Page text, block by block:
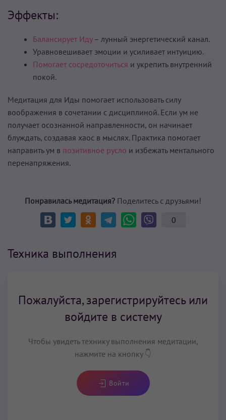
Эффекты:
Балансирует Иду– лунный энергетический канал.
Уравновешивает эмоции и усиливает интуицию.
Помогает сосредоточиться и укрепить внутренний
покой.
Медитация для Иды помогает использовать силу
воображения в сочетании с дисциплиной. Если ум не
получает осознанной направленности, он начинает
блуждать, создавая хаос в мыслях. Практика помогает
направить ум в позитивное русло и избежать ментального
перенапряжения.
Понравилась медитация? Поделитесь с друзьями!
0
Техника выполнения
Пожалуйста, зарегистрируйтесь или
войдите в систему
Чтобы увидеть технику выполнения медитации,
нажмите на кнопку 👇
Войти